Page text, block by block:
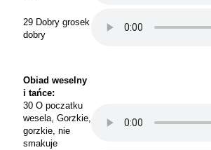
29 Dobry grosek
dobry
Obiad weselny
i tańce:
30 O poczatku
wesela, Gorzkie,
gorzkie, nie
smakuje